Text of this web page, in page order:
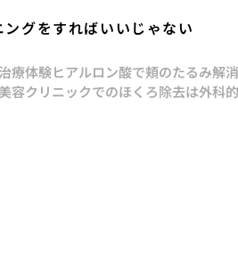
グをすればいいじゃない
療体験ヒアルロン酸で頬のたるみ解消
美容クリニックでのほくろ除去は外科